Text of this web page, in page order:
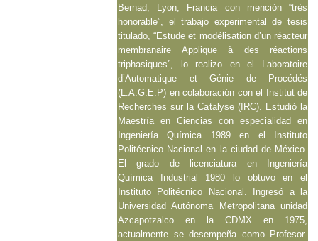
Bernad, Lyon, Francia con mención “très
honorable”, el trabajo experimental de tesis
titulado, “Estude et modélisation d’un réacteur
membranaire Applique à des réactions
triphasiques”, lo realizo en el Laboratoire
d’Automatique et Génie de Procédés
(L.A.G.E.P) en colaboración con el Institut de
Recherches sur la Catalyse (IRC). Estudió la
Maestría en Ciencias con especialidad en
Ingeniería Química 1989 en el Instituto
Politécnico Nacional en la ciudad de México.
El grado de licenciatura en Ingeniería
Química Industrial 1980 lo obtuvo en el
Instituto Politécnico Nacional. Ingresó a la
Universidad Autónoma Metropolitana unidad
Azcapotzalco en la CDMX en 1975,
actualmente se desempeña como Profesor-